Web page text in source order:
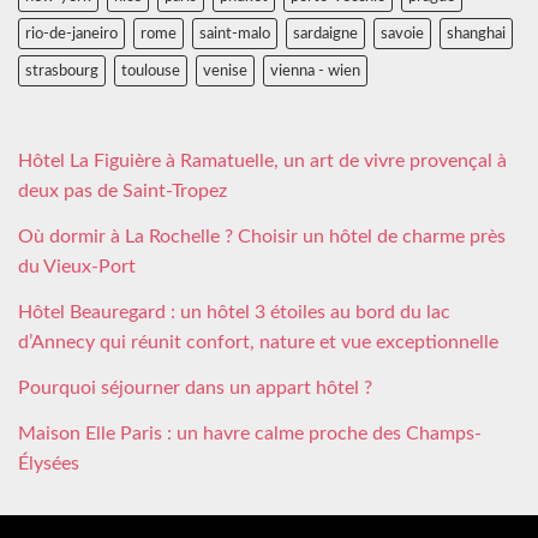
rio-de-janeiro rome saint-malo sardaigne savoie shanghai
strasbourg toulouse venise vienna - wien
Hôtel La Figuière à Ramatuelle, un art de vivre provençal à
deux pas de Saint-Tropez
Où dormir à La Rochelle ? Choisir un hôtel de charme près
du Vieux-Port
Hôtel Beauregard : un hôtel 3 étoiles au bord du lac
d’Annecy qui réunit confort, nature et vue exceptionnelle
Pourquoi séjourner dans un appart hôtel ?
Maison Elle Paris : un havre calme proche des Champs-
Élysées